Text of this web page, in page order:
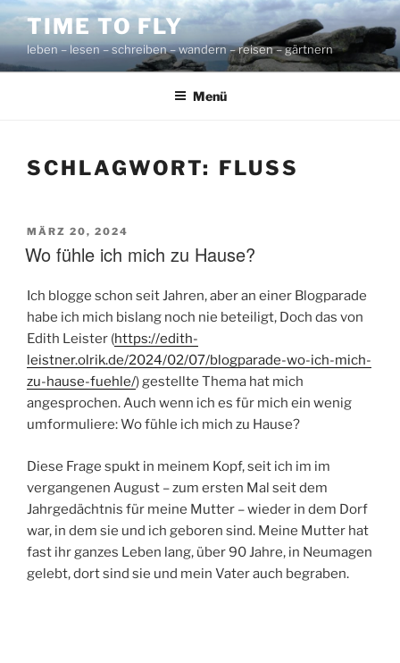
Zum
Inhalt
springen
TIME TO FLY
leben – lesen – schreiben – wandern – reisen – gärtnern
Menü
SCHLAGWORT: FLUSS
VERÖFFENTLICHT
AM
MÄRZ 20, 2024
Wo fühle ich mich zu Hause?
Ich blogge schon seit Jahren, aber an einer Blogparade
habe ich mich bislang noch nie beteiligt, Doch das von
Edith Leister (https://edith-
leistner.olrik.de/2024/02/07/blogparade-wo-ich-mich-
zu-hause-fuehle/) gestellte Thema hat mich
angesprochen. Auch wenn ich es für mich ein wenig
umformuliere: Wo fühle ich mich zu Hause?
Diese Frage spukt in meinem Kopf, seit ich im im
vergangenen August – zum ersten Mal seit dem
Jahrgedächtnis für meine Mutter – wieder in dem Dorf
war, in dem sie und ich geboren sind. Meine Mutter hat
fast ihr ganzes Leben lang, über 90 Jahre, in Neumagen
gelebt, dort sind sie und mein Vater auch begraben.